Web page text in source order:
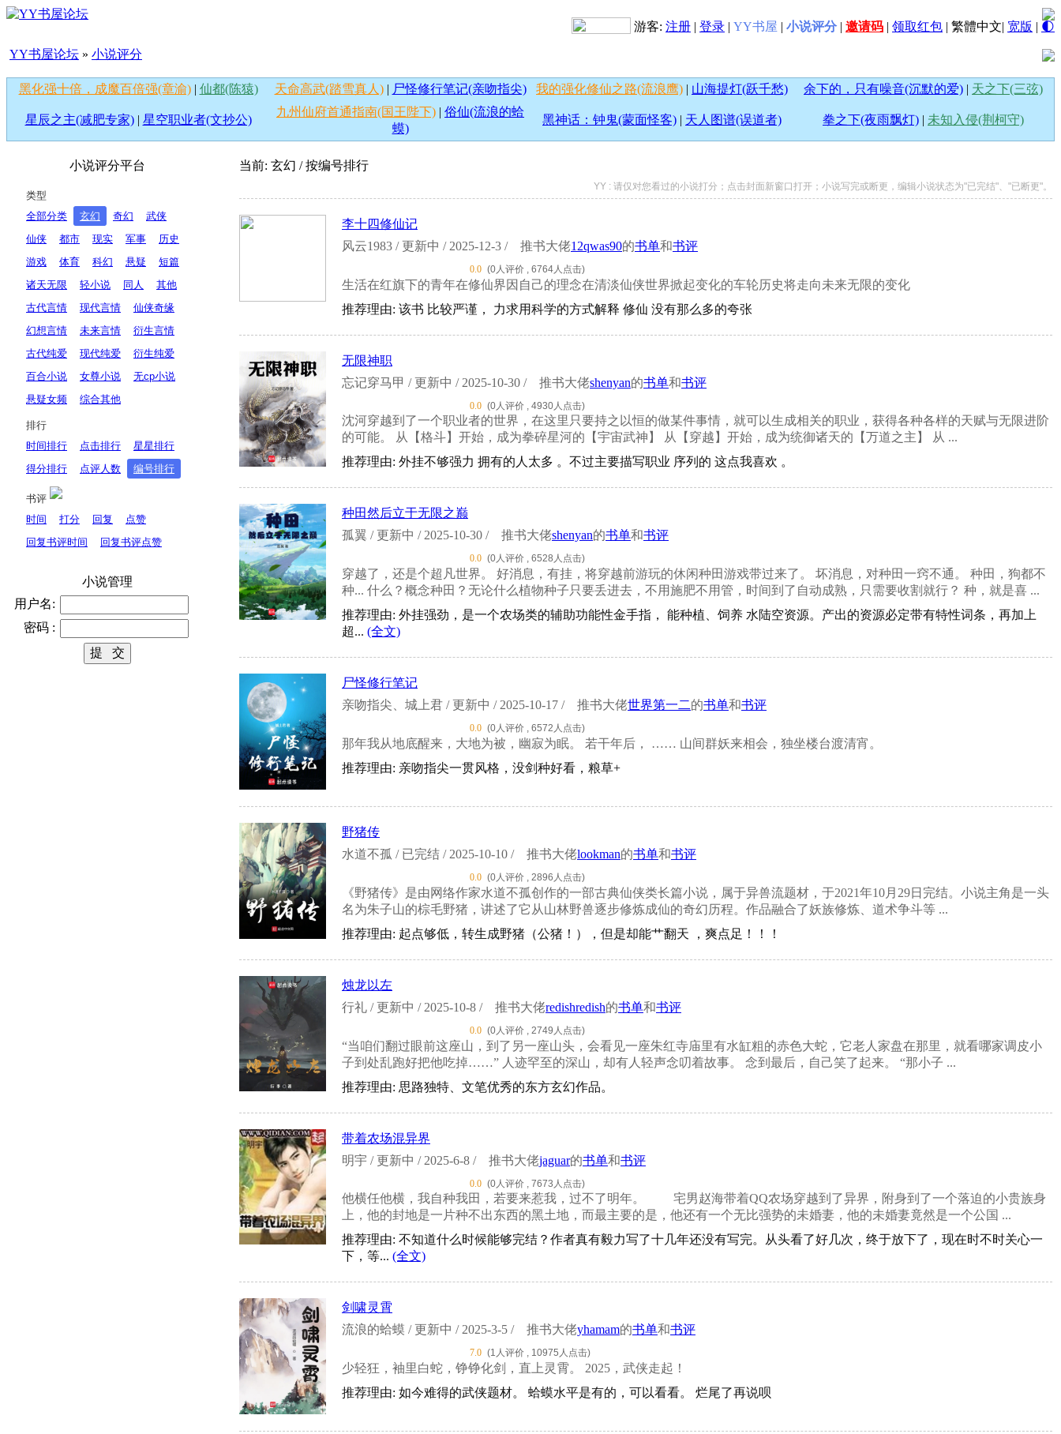
游客: 注册 | 登录 | YY书屋 | 小说评分 | 邀请码 | 领取红包 | 繁體中文| 宽版 | 🌓
YY书屋论坛 » 小说评分
黑化强十倍，成魔百倍强(章渝)| 仙都(陈猿) 天命高武(踏雪真人)| 尸怪修行笔记(亲吻指尖) 我的强化修仙之路(流浪鹰) | 山海提灯(跃千愁) 余下的，只有噪音(沉默的爱) | 天之下(三弦)
星辰之主(减肥专家)| 星空职业者(文抄公)
九州仙府首通指南(国王陛下) | 俗仙(流浪的蛤
蟆)
黑神话：钟鬼(蒙面怪客) | 天人图谱(误道者) 拳之下(夜雨飘灯) | 未知入侵(荆柯守)
小说评分平台
类型
全部分类
玄幻 奇幻
武侠
仙侠
都市 现实 军事
历史
游戏
体育 科幻 悬疑
短篇
诸天无限
轻小说 同人
其他
古代言情
现代言情
仙侠奇缘
幻想言情
未来言情
衍生言情
古代纯爱
现代纯爱
衍生纯爱
百合小说
女尊小说
无cp小说
悬疑女频
综合其他
排行
时间排行
点击排行
星星排行
得分排行
点评人数 编号排行
书评
时间
打分 回复
点赞
回复书评时间
回复书评点赞
小说管理
用户名:
密码 :
当前: 玄幻 / 按编号排行
YY : 请仅对您看过的小说打分；点击封面新窗口打开；小说写完或断更，编辑小说状态为"已完结"、"已断更"。
李十四修仙记
风云1983 / 更新中 / 2025-12-3 /
推书大佬12qwas90的书单和书评
0.0 (0人评价 , 6764人点击)
生活在红旗下的青年在修仙界因自己的理念在清淡仙侠世界掀起变化的车轮历史将走向未来无限的变化
推荐理由: 该书 比较严谨， 力求用科学的方式解释 修仙 没有那么多的夸张
无限神职
忘记穿马甲 / 更新中 / 2025-10-30 /
推书大佬shenyan的书单和书评
0.0 (0人评价 , 4930人点击)
沈河穿越到了一个职业者的世界，在这里只要持之以恒的做某件事情，就可以生成相关的职业，获得各种各样的天赋与无限进阶
的可能。 从【格斗】开始，成为拳碎星河的【宇宙武神】 从【穿越】开始，成为统御诸天的【万道之主】 从 ...
推荐理由: 外挂不够强力 拥有的人太多 。不过主要描写职业 序列的 这点我喜欢 。
种田然后立于无限之巅
孤翼 / 更新中 / 2025-10-30 /
推书大佬shenyan的书单和书评
0.0 (0人评价 , 6528人点击)
穿越了，还是个超凡世界。 好消息，有挂，将穿越前游玩的休闲种田游戏带过来了。 坏消息，对种田一窍不通。 种田，狗都不
种... 什么？概念种田？无论什么植物种子只要丢进去，不用施肥不用管，时间到了自动成熟，只需要收割就行？ 种，就是喜 ...
推荐理由: 外挂强劲，是一个农场类的辅助功能性金手指， 能种植、饲养 水陆空资源。产出的资源必定带有特性词条，再加上
超... (全文)
尸怪修行笔记
亲吻指尖、城上君 / 更新中 / 2025-10-17 /
推书大佬世界第一二的书单和书评
0.0 (0人评价 , 6572人点击)
那年我从地底醒来，大地为被，幽寂为眠。 若干年后， …… 山间群妖来相会，独坐楼台渡清宵。
推荐理由: 亲吻指尖一贯风格，没剑种好看，粮草+
野猪传
水道不孤 / 已完结 / 2025-10-10 /
推书大佬lookman的书单和书评
0.0 (0人评价 , 2896人点击)
《野猪传》是由网络作家水道不孤创作的一部古典仙侠类长篇小说，属于异兽流题材，于2021年10月29日完结。小说主角是一头
名为朱子山的棕毛野猪，讲述了它从山林野兽逐步修炼成仙的奇幻历程。作品融合了妖族修炼、道术争斗等 ...
推荐理由: 起点够低，转生成野猪（公猪！），但是却能艹翻天 ，爽点足！！！
烛龙以左
行礼 / 更新中 / 2025-10-8 /
推书大佬redishredish的书单和书评
0.0 (0人评价 , 2749人点击)
“当咱们翻过眼前这座山，到了另一座山头，会看见一座朱红寺庙里有水缸粗的赤色大蛇，它老人家盘在那里，就看哪家调皮小
子到处乱跑好把他吃掉……” 人迹罕至的深山，却有人轻声念叨着故事。 念到最后，自己笑了起来。 “那小子 ...
推荐理由: 思路独特、文笔优秀的东方玄幻作品。
带着农场混异界
明宇 / 更新中 / 2025-6-8 /
推书大佬jaguar的书单和书评
0.0 (0人评价 , 7673人点击)
他横任他横，我自种我田，若要来惹我，过不了明年。 宅男赵海带着QQ农场穿越到了异界，附身到了一个落迫的小贵族身
上，他的封地是一片种不出东西的黑土地，而最主要的是，他还有一个无比强势的未婚妻，他的未婚妻竟然是一个公国 ...
推荐理由: 不知道什么时候能够完结？作者真有毅力写了十几年还没有写完。从头看了好几次，终于放下了，现在时不时关心一
下，等... (全文)
剑啸灵霄
流浪的蛤蟆 / 更新中 / 2025-3-5 /
推书大佬yhamam的书单和书评
7.0 (1人评价 , 10975人点击)
少轻狂，袖里白蛇，铮铮化剑，直上灵霄。 2025，武侠走起！
推荐理由: 如今难得的武侠题材。 蛤蟆水平是有的，可以看看。 烂尾了再说呗